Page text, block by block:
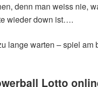
denn man weiss nie,
wieder down ist….
lange warten – spiel am
Lotto